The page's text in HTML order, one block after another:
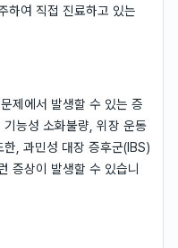
하여 직접 진료하고 있는
제에서 발생할 수 있는 증
능성 소화불량, 위장 운동
, 과민성 대장 증후군(IBS)
증상이 발생할 수 있습니